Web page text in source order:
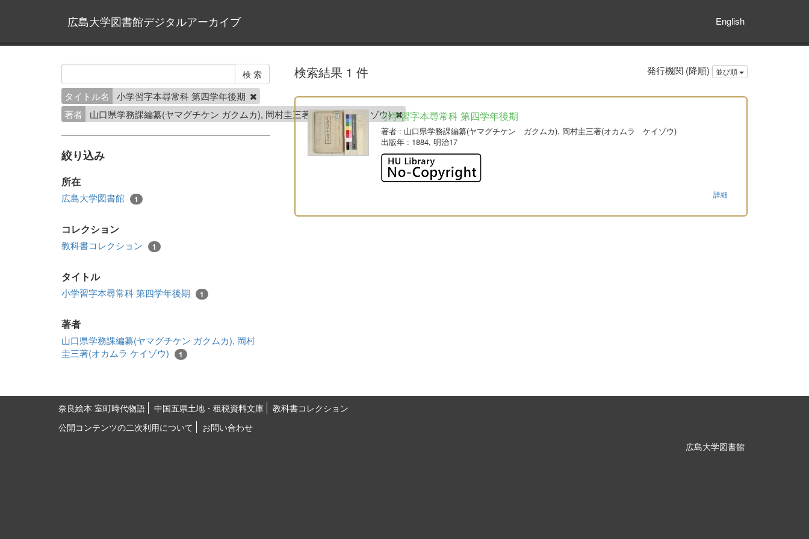
広島大学図書館デジタルアーカイブ English
タイトル名
小学習字本尋常科 第四学年後期
著者
山口県学務課編纂(ヤマグチケン ガクムカ), 岡村圭三著(オカムラ ケイゾウ)
絞り込み
所在
広島大学図書館 1
コレクション
教科書コレクション 1
タイトル
小学習字本尋常科 第四学年後期 1
著者
山口県学務課編纂(ヤマグチケン ガクムカ), 岡村
圭三著(オカムラ ケイゾウ)
1
検索結果 1 件 発行機関 (降順) 並び順
小学習字本尋常科 第四学年後期
著者: 山口県学務課編纂(ヤマグチケン ガクムカ), 岡村圭三著(オカムラ ケイゾウ)
出版年: 1884, 明治17
詳細
奈良絵本 室町時代物語 中国五県土地・租税資料文庫
教科書コレクション
公開コンテンツの二次利用について
お問い合わせ
広島大学図書館